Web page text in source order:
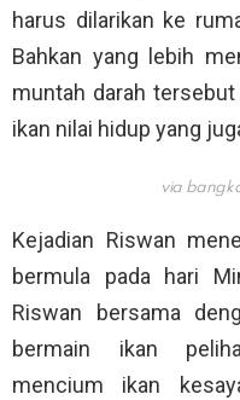
harus dilarikan ke
Bahkan yang lebih
muntah darah
ikan nilai hidup yang
via
Kejadian Riswan
bermula pada hari
Riswan bersama
bermain ikan
mencium ikan